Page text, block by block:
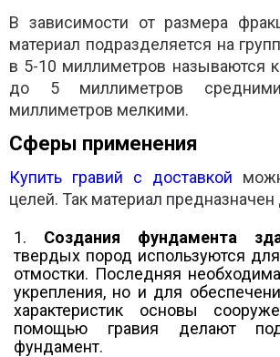
В зависимости от размера
материал подразделяется на
в 5-10 миллиметров называются
до 5 миллиметров
миллиметров мелкими.
Сферы применения
Купить гравий с доставкой
целей. Так материал предназначен
Создания фундамента
твердых пород используются
отмостки. Последняя
укрепления, но и для
характеристик основы
помощью гравия делают
фундамент.